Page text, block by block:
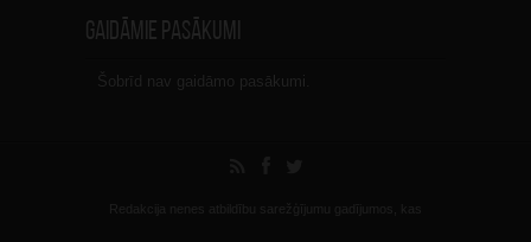
Gaidāmie pasākumi
Šobrīd nav gaidāmo pasākumi.
Redakcija nenes atbildību sarežģījumu gadījumos, kas